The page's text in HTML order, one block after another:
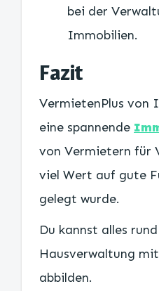
bei der
Immobilien.
Fazit
VermietenPlus von
eine spannende
von Vermietern für
viel Wert auf gute
gelegt wurde.
Du kannst alles
Hausverwaltung
abbilden.